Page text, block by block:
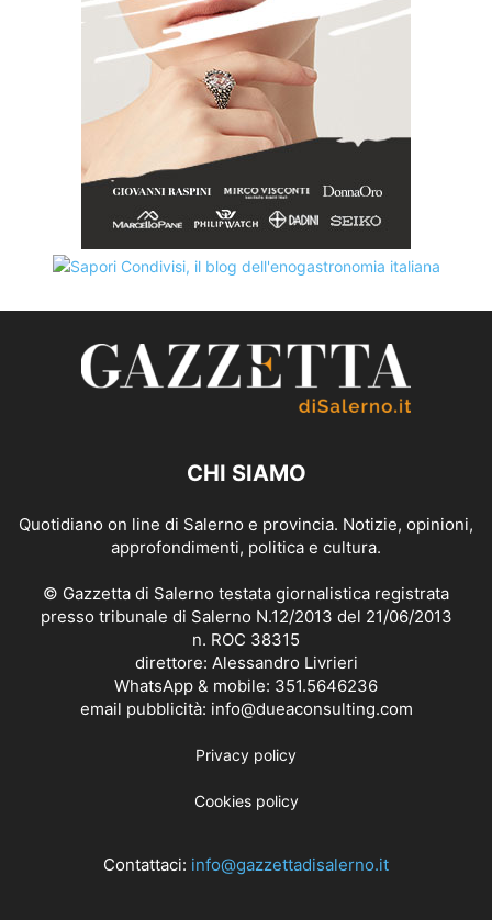
CHI SIAMO
Quotidiano on line di Salerno e provincia. Notizie, opinioni,
approfondimenti, politica e cultura.
© Gazzetta di Salerno testata giornalistica registrata
presso tribunale di Salerno N.12/2013 del 21/06/2013
n. ROC 38315
direttore: Alessandro Livrieri
WhatsApp & mobile: 351.5646236
email pubblicità: info@dueaconsulting.com
Privacy policy
Cookies policy
Contattaci: info@gazzettadisalerno.it